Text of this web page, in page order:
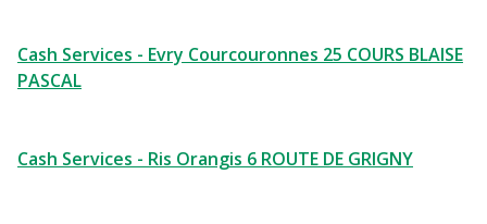
Cash Services - Evry Courcouronnes 25 COURS BLAISE
PASCAL
Cash Services - Ris Orangis 6 ROUTE DE GRIGNY